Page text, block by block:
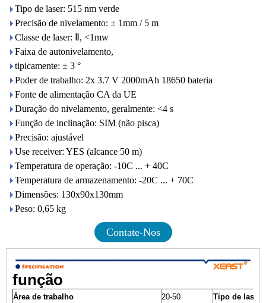
Tipo de laser: 515 nm verde
Precisão de nivelamento: ± 1mm ​​/ 5 m
Classe de laser: Ⅱ, <1mw
Faixa de autonivelamento,
tipicamente: ± 3 °
Poder de trabalho: 2x 3.7 V 2000mAh 18650 bateria
Fonte de alimentação CA da UE
Duração do nivelamento, geralmente: <4 s
Função de inclinação: SIM (não pisca)
Precisão: ajustável
Use receiver: YES (alcance 50 m)
Temperatura de operação: -10C ... + 40C
Temperatura de armazenamento: -20C ... + 70C
Dimensões: 130x90x130mm
Peso: 0,65 kg
Contate-Nos
função
Área de trabalho 20-50
Tipo de laser